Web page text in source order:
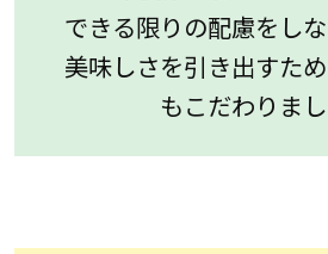
できる限りの配慮をし
美味しさを引き出すた
もこだわりまし